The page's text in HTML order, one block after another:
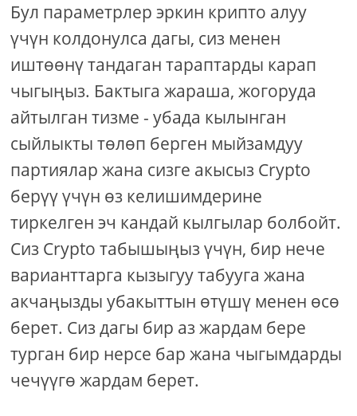
Бул параметрлер эркин крипто алуу
үчүн колдонулса дагы, сиз менен
иштөөнү тандаган тараптарды карап
чыгыңыз. Бактыга жараша, жогоруда
айтылган тизме - убада кылынган
сыйлыкты төлөп берген мыйзамдуу
партиялар жана сизге акысыз Crypto
берүү үчүн өз келишимдерине
тиркелген эч кандай кылгылар болбойт.
Сиз Crypto табышыңыз үчүн, бир нече
варианттарга кызыгуу табууга жана
акчаңызды убакыттын өтүшү менен өсө
берет. Сиз дагы бир аз жардам бере
турган бир нерсе бар жана чыгымдарды
чечүүгө жардам берет.